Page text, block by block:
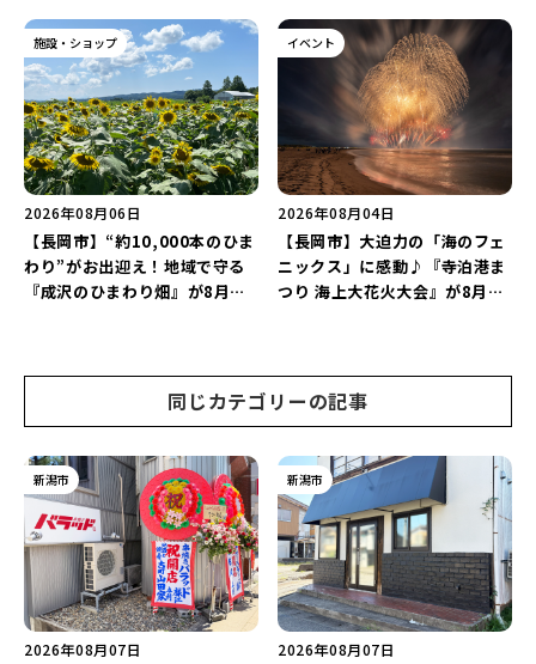
手”のシュート対決は必見♪
ナ丸大新潟のサマーフェスタ
2026」がおすすめ♪
施設・ショップ
2026年08月06日
【長岡市】“約10,000本のひま
わり”がお出迎え！地域で守る
『成沢のひまわり畑』が8月中
イベント
2026年08月04日
【長岡市】大迫力の「海のフェ
ニックス」に感動♪『寺泊港ま
つり 海上大花火大会』が8月7
同じカテゴリーの記事
新潟市
2026年08月07日
新潟市
2026年08月07日